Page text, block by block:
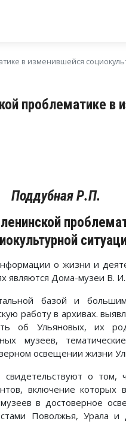
в изменившейся
проблематике в
Поддубная Р.П.
о жизни и
являются Дома-музеи В.
базой и
работу в архивах.
об Ульяновых, их
музеев,
освещении жизни
свидетельствуют о
включение которых
в достоверное
Поволжья, Урала